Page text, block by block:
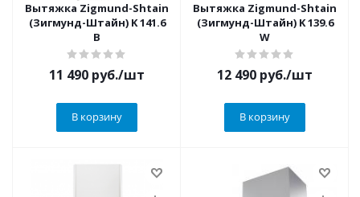
Вытяжка Zigmund-Shtain
(Зигмунд-Штайн) K 141.6
B
11 490 руб./шт
В корзину
Вытяжка Zigmund-Shtain
(Зигмунд-Штайн) K 139.6
W
12 490 руб./шт
В корзину